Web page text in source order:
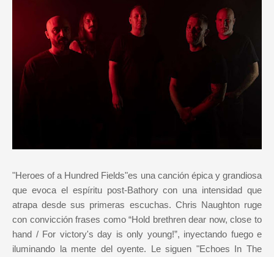
"Heroes of a Hundred Fields"es una canción épica y grandiosa
que evoca el espíritu post-Bathory con una intensidad que
atrapa desde sus primeras escuchas. Chris Naughton ruge
con convicción frases como “Hold brethren dear now, close to
hand / For victory's day is only young!”, inyectando fuego e
iluminando la mente del oyente. Le siguen "Echoes In The